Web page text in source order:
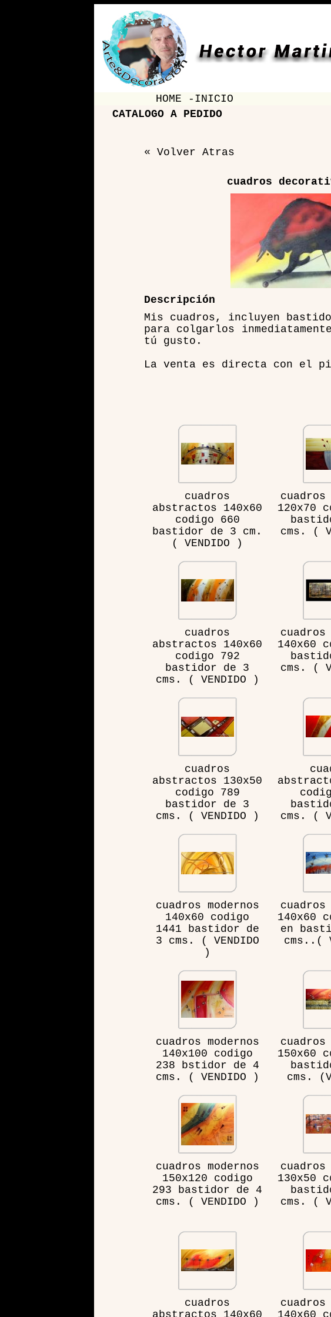
HOME -INICIO
CATALOGO A PEDIDO
« Volver Atras
cuadros
Descripción
Mis cuadros, incluyen
para colgarlos
tú gusto.
La venta es directa con el
cuadros
abstractos 140x60
codigo 660
bastidor de 3 cm.
( VENDIDO )
cuadros
120x70
cms. (
cuadros
abstractos 140x60
codigo 792
bastidor de 3
cms. ( VENDIDO )
cuadros
140x60
cms. (
cuadros
abstractos 130x50
codigo 789
bastidor de 3
cms. ( VENDIDO )
cms. (
cuadros modernos
140x60 codigo
1441 bastidor de
3 cms. ( VENDIDO
)
cuadros
140x60
en
cms..(
cuadros modernos
140x100 codigo
238 bstidor de 4
cms. ( VENDIDO )
cuadros
150x60
cms.
cuadros modernos
150x120 codigo
293 bastidor de 4
cms. ( VENDIDO )
cuadros
130x50
cms. (
cuadros
abstractos 140x60
cuadros
140x60